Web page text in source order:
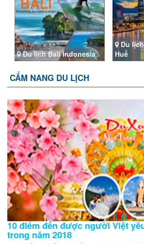
Du lịch Bali Indonesia
Du lịch
Huế
CẨM NANG DU LỊCH
10 điểm đến được người Việt
trong năm 2018